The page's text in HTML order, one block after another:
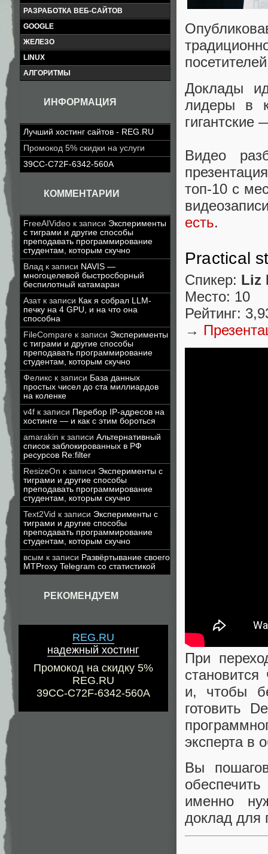
РАЗРАБОТКА ВЕБ-САЙТОВ
GOOGLE
ЖЕЛЕЗО
LINUX
АЛГОРИТМЫ
ИНФОРМАЦИЯ
Лучший хостинг сайтов - REG.RU
Промокод 5% скидки на услуги
39CC-C72F-6342-560A
КОММЕНТАРИИ
FreeAIVideo к записи Эксперименты
с тиграми и другие способы
преподавать программирование
студентам, которым скучно
Влад к записи NAVIS —
многоцелевой быстросборный
беспилотный катамаран
Азатк записи Как я собрал LLM-
печку на 4 GPU, и на что она
способна
FileCompare к записи Эксперименты
с тиграми и другие способы
преподавать программирование
студентам, которым скучно
Феликс к записи База данных
простых чисел до ста миллиардов
на коленке
v4f к записи Перебор IP-адресов на
хостинге — и как с этим бороться
amarakin к записи Альтернативный
список заблокированных в РФ
ресурсов Re:filter
ResizeOn к записи Эксперименты с
тиграми и другие способы
преподавать программирование
студентам, которым скучно
Text2Vid к записи Эксперименты с
тиграми и другие способы
преподавать программирование
студентам, которым скучно
всым к записи Развёртывание своего
MTProxy Telegram со статистикой
РЕКОМЕНДУЕМ
REG.RU
надежный хостинг
Промокод на скидку 5%
REG.RU
39CC-C72F-6342-560A
Доклады
лидеры в
Видео
топ-10 с
есть.
Practical
Спикер: Liz
Место: 10
Рейтинг:
→
При
и, чтобы
готовить
эксперта в
Вы
именно
доклад для